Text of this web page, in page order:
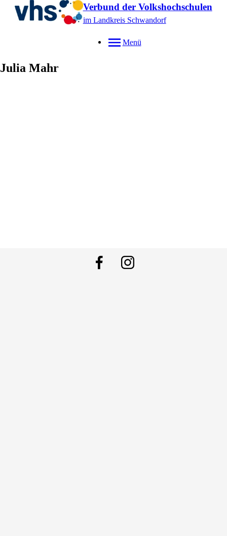
Verbund der Volkshochschulen
im Landkreis Schwandorf
Menü
Julia Mahr